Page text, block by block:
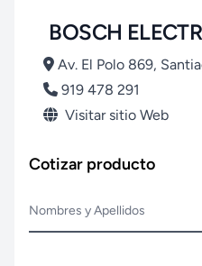
BOSCH
Av. El Polo 869,
919 478 291
Visitar sitio Web
Cotizar producto
Nombres y Apellidos